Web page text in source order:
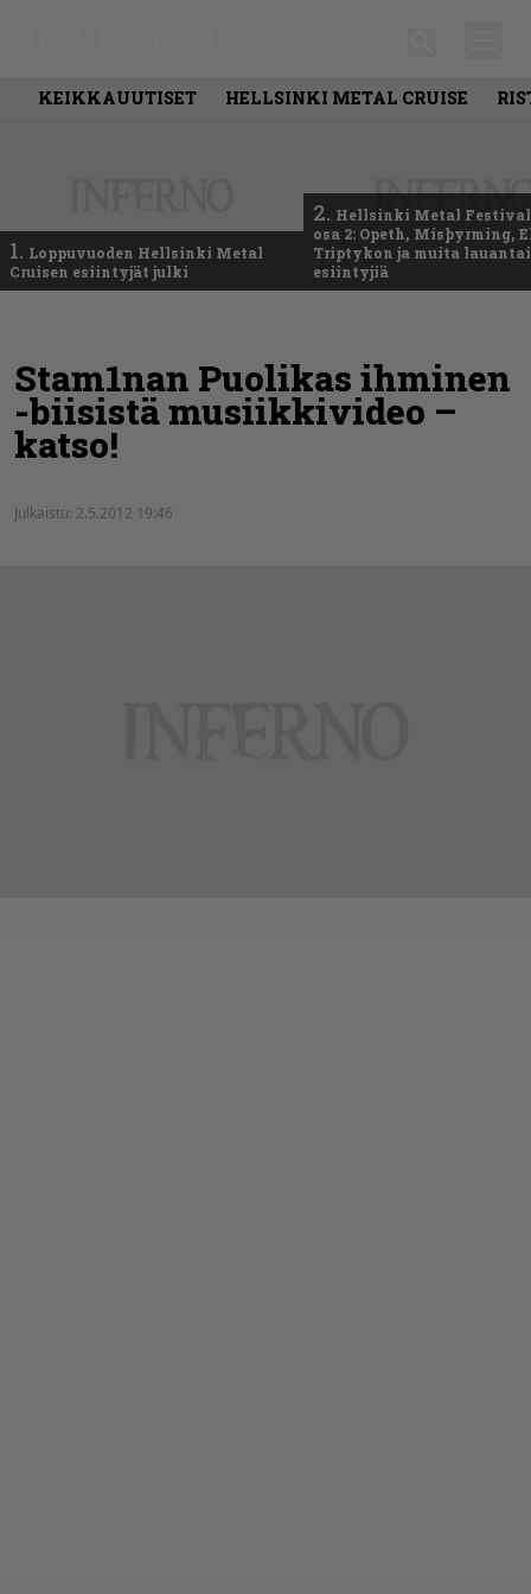
KEIKKAUUTISET HELLSINKI METAL CRUISE
1. Loppuvuoden Hellsinki Metal
Cruisen esiintyjät julki
2. Hellsinki Metal
osa 2: Opeth, Misþyrming,
Triptykon ja muita
esiintyjiä
Stam1nan Puolikas ihminen
-biisistä musiikkivideo –
katso!
Julkaistu: 2.5.2012 19:46